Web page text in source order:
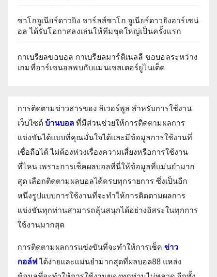
ซาโกจูเนียร์ดาวยิง ชาร์ลส์ซาโก จูเนียร์ดาวยิงอาร์เซน่
อล ได้รับโอกาสลงเล่นให้ทีมชุดใหญ่เป็นครั้งแรก
กาเบรียลขอบอล กาเบรียลมาร์ติเนลลี ขอบอลระหว่าง
เกมที่อาร์เซนอลพบกับแมนเชสเตอร์ยูไนเต็ด
การติดตามข่าวสารของ ลิเวอร์พูล สำหรับการใช้งาน
เว็บไซต์ บ้านบอล ที่มีส่วนช่วยให้การติดตามผลการ
แข่งขันได้แบบที่คุณมั่นใจได้และมีข้อมูลการใช้งานที่
เชื่อถือได้ ไม่ต้องห่วงเรื่องความเสี่ยงหรือการใช้งาน
ที่ไหน เพราะการเช็คผลบอลที่นี่ให้ข้อมูลที่แม่นยำมาก
สุด เลือกติดตามผลบอลได้ครบทุกรายการ ซึ่งเป็นอีก
หนึ่งรูปแบบการใช้งานที่จะทำให้การติดตามผลการ
แข่งขันทุกท่านสามารถลุ้นสนุกได้อย่างอิสระในทุกการ
ใช้งานมากสุด
การติดตามผลการแข่งขันที่จะทำให้การเช็ค ข่าว
กอล์ฟ ได้ง่ายและแม่นยำมากสุดที่ผลบอล88 แหล่ง